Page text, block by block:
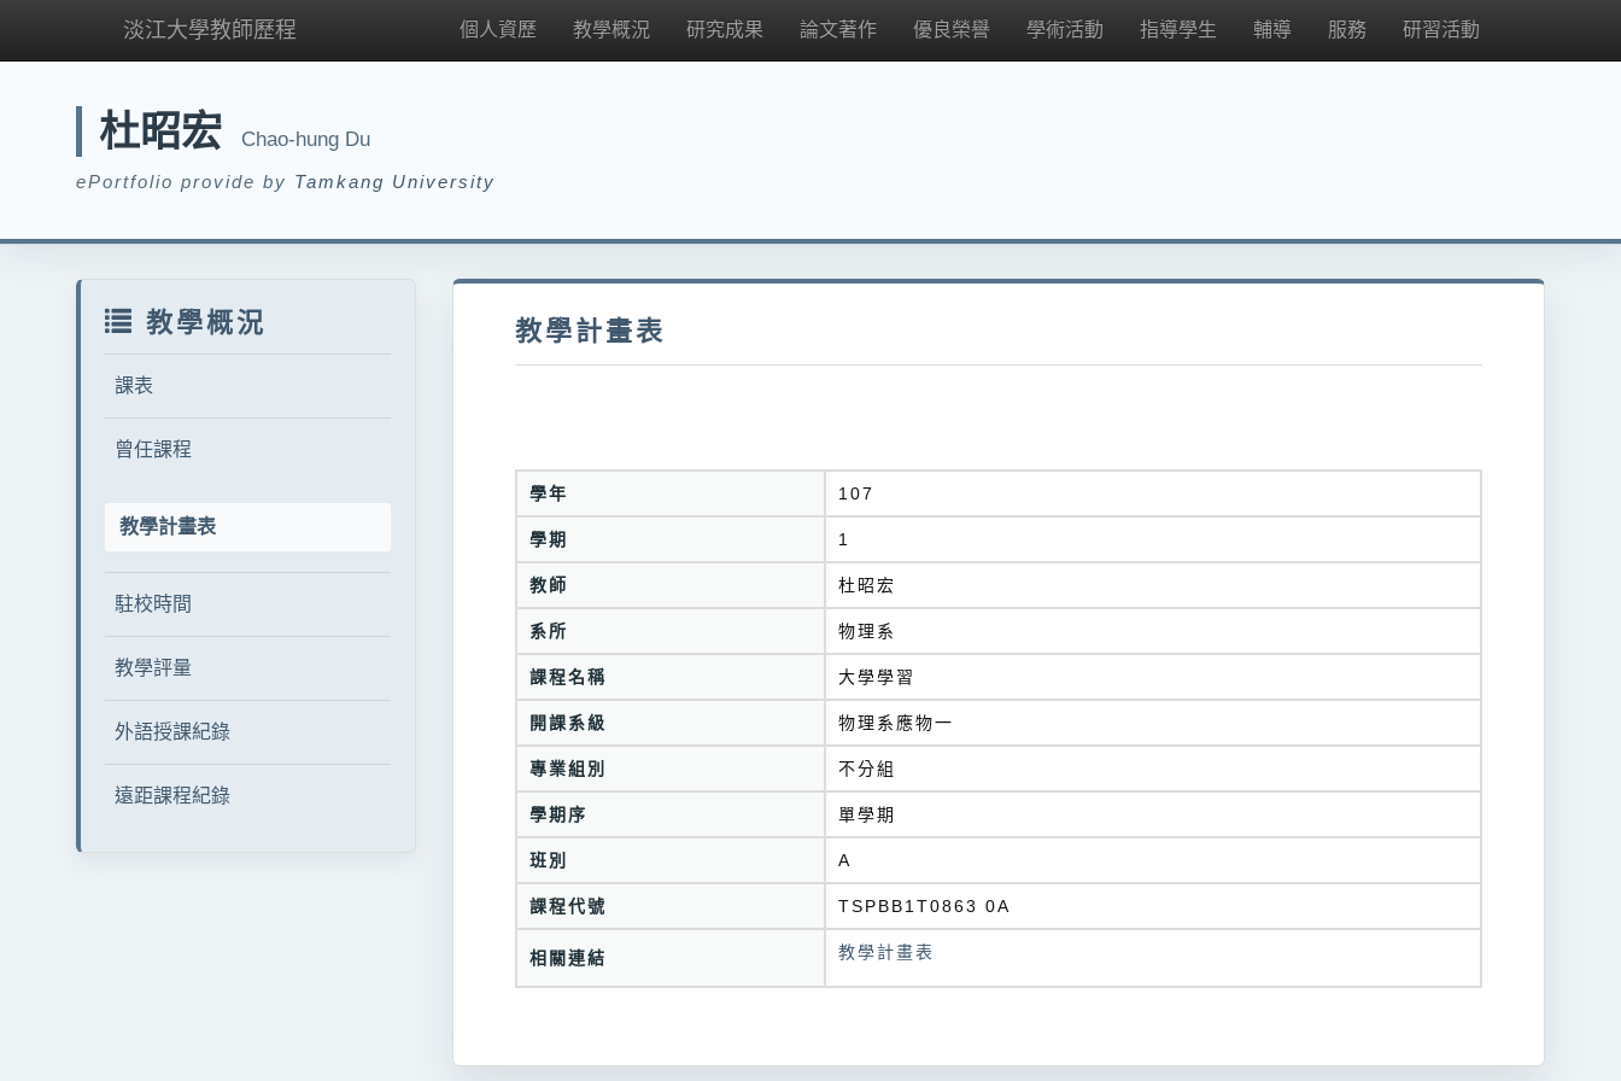
淡江大學教師歷程 個人資歷 教學概況 研究成果 論文著作 優良榮譽 學術活動 指導學生 輔導 服務 研習活動
杜昭宏 Chao-hung Du
ePortfolio provide by Tamkang University
教學概況
課表
曾任課程
教學計畫表
駐校時間
教學評量
外語授課紀錄
遠距課程紀錄
教學計畫表
學年 107
學期 1
教師 杜昭宏
系所 物理系
課程名稱 大學學習
開課系級 物理系應物一
專業組別 不分組
學期序 單學期
班別 A
課程代號 TSPBB1T0863 0A
相關連結 教學計畫表